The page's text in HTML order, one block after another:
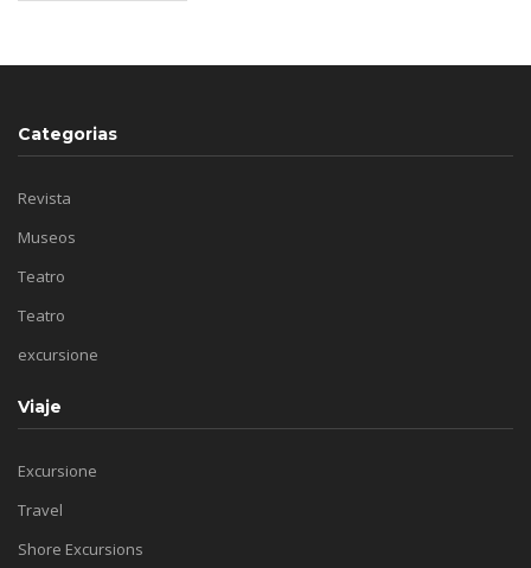
Categorias
Revista
Museos
Teatro
Teatro
excursione
Viaje
Excursione
Travel
Shore Excursions